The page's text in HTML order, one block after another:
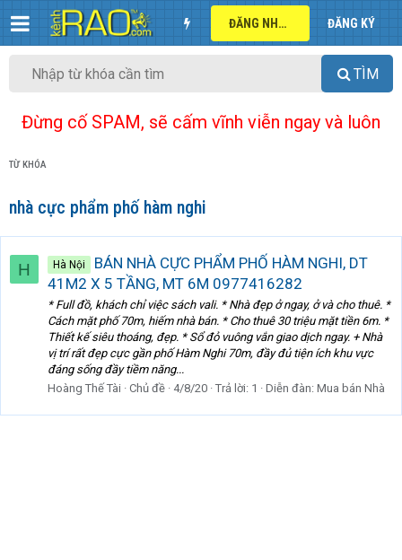
ĐĂNG NHẬP ĐĂNG KÝ
TÌM
Đừng cố SPAM, sẽ cấm vĩnh viễn ngay và luôn
TỪ KHÓA
nhà cực phẩm phố hàm nghi
H Hà Nội
BÁN NHÀ CỰC PHẨM PHỐ HÀM NGHI, DT
41M2 X 5 TẦNG, MT 6M 0977416282
* Full đồ, khách chỉ việc sách vali. * Nhà đẹp ở ngay, ở và cho thuê. *
Cách mặt phố 70m, hiếm nhà bán. * Cho thuê 30 triệu mặt tiền 6m. *
Thiết kế siêu thoáng, đẹp. * Sổ đỏ vuông vắn giao dịch ngay. + Nhà
vị trí rất đẹp cực gần phố Hàm Nghi 70m, đầy đủ tiện ích khu vực
đáng sống đầy tiềm năng...
Hoàng Thế Tài
Chủ đề 4/8/20 Trả lời: 1 Diễn đàn: Mua bán Nhà